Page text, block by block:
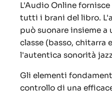
L'Audio Online
tutti i brani del libro.
può suonare insieme
classe (basso, chitarra
l'autentica sonorità
Gli elementi
controllo di una